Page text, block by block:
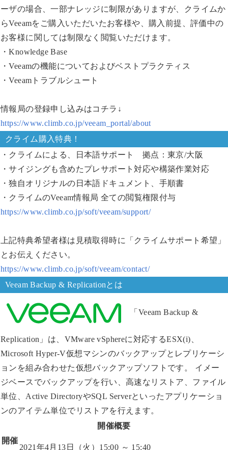
ーザの場合、一部ナレッジに制限がありますが、クライムか
らVeeamをご購入いただいたお客様や、購入前提、評価中の
お客様に関しては制限なく閲覧いただけます。
・Knowledge Base
・Veeamの機能についておよびベストプラクティス
・Veeamトラブルシュート
情報局の登録申し込みはコチラ↓
https://www.climb.co.jp/veeam_portal/about
クライム購入特典！
・クライムによる、日本語サポート 拠点：東京/大阪
・サイジングも含めたプレサポート対応や構築作業対応
・独自オリジナルの日本語ドキュメント、手順書
・クライムのVeeam情報局 全ての閲覧権限付与
https://www.climb.co.jp/soft/veeam/support/
上記特典希望者様は見積取得時に「クライムサポート希望」
とお伝えください。
https://www.climb.co.jp/soft/veeam/contact/
Veeam Backup & Replicationとは
「Veeam Backup &
Replication」は、VMware vSphereに対応するESX(i)、
Microsoft Hyper-V仮想マシンのバックアップとレプリケーシ
ョンを組み合わせた仮想バックアップソフトです。 イメー
ジベースでバックアップを行い、高速なリストア、ファイル
単位、Active DirectoryやSQL Serverといったアプリケーショ
ンのアイテム単位でリストアを行えます。
開催概要
開催
2021年4月13日（火）15:00 ～ 15:40